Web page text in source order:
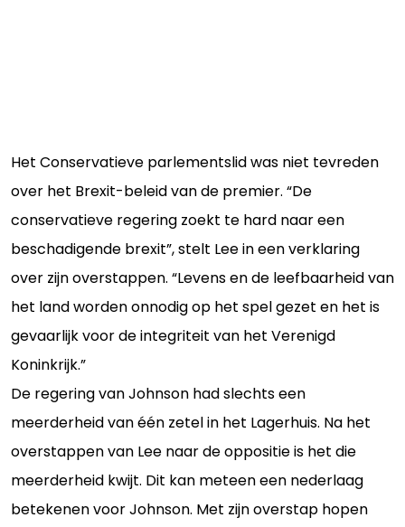
Het Conservatieve parlementslid was niet tevreden
over het Brexit-beleid van de premier. “De
conservatieve regering zoekt te hard naar een
beschadigende brexit”, stelt Lee in een verklaring
over zijn overstappen. “Levens en de leefbaarheid van
het land worden onnodig op het spel gezet en het is
gevaarlijk voor de integriteit van het Verenigd
Koninkrijk.”
De regering van Johnson had slechts een
meerderheid van één zetel in het Lagerhuis. Na het
overstappen van Lee naar de oppositie is het die
meerderheid kwijt. Dit kan meteen een nederlaag
betekenen voor Johnson. Met zijn overstap hopen